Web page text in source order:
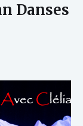
Danses